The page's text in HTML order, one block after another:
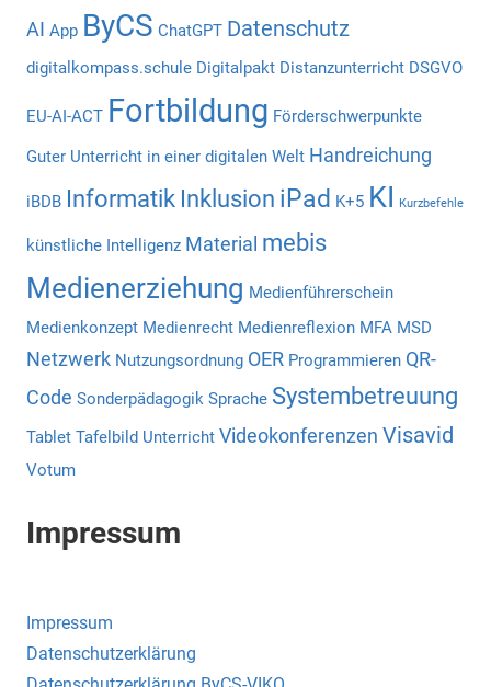
AI App ByCS ChatGPT Datenschutz
digitalkompass.schule Digitalpakt Distanzunterricht DSGVO
EU-AI-ACT Fortbildung Förderschwerpunkte
Guter Unterricht in einer digitalen Welt Handreichung
iBDB Informatik Inklusion iPad K+5 KI Kurzbefehle
künstliche Intelligenz Material mebis
Medienerziehung Medienführerschein
Medienkonzept Medienrecht Medienreflexion MFA MSD
Netzwerk Nutzungsordnung OER Programmieren QR-
Code Sonderpädagogik Sprache Systembetreuung
Tablet Tafelbild Unterricht Videokonferenzen Visavid
Votum
Impressum
Impressum
Datenschutzerklärung